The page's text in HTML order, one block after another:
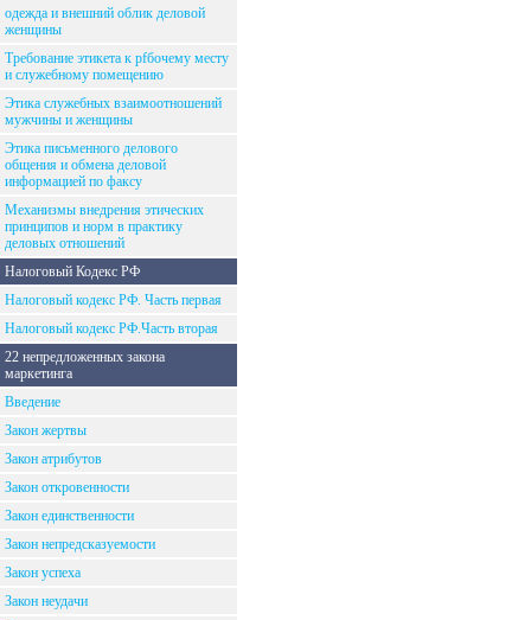
одежда и внешний облик деловой
женщины
Требование этикета к рfбочему месту
и служебному помещению
Этика служебных взаимоотношений
мужчины и женщины
Этика письменного делового
общения и обмена деловой
информацией по факсу
Механизмы внедрения этических
принципов и норм в практику
деловых отношений
Налоговый Кодекс РФ
Налоговый кодекс РФ. Часть первая
Налоговый кодекс РФ.Часть вторая
22 непредложенных закона
маркетинга
Введение
Закон жертвы
Закон атрибутов
Закон откровенности
Закон единственности
Закон непредсказуемости
Закон успеха
Закон неудачи